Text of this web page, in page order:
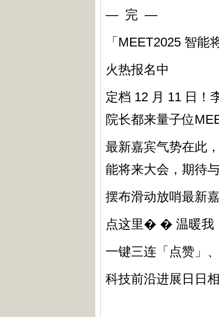
— 完 —
「MEET2025 智能
火热报名中
定档 12 月 11 日！
院长都来量子位
最新嘉宾气势在此
能将来大会，期待
摆布滑动放哨最新
点这里� � 温暖我
一键三连「点赞」
科技前沿进展日日